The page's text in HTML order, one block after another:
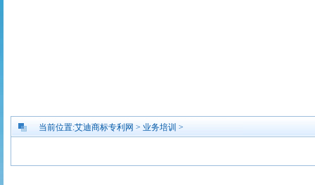
当前位置:艾迪商标专利网 > 业务培训 >